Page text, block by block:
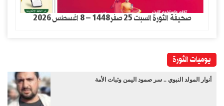
صحيفة الثورة السبت 25 صفر1448 – 8 اغسطس 2026
يوميات الثورة
أنوار المولد النبوي .. سر صمود اليمن وثبات الأمة